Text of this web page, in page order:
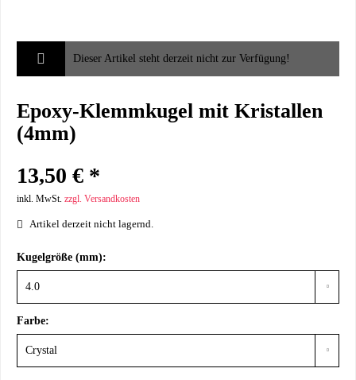
Dieser Artikel steht derzeit nicht zur Verfügung!
Epoxy-Klemmkugel mit Kristallen
(4mm)
13,50 € *
inkl. MwSt. zzgl. Versandkosten
Artikel derzeit nicht lagernd.
Kugelgröße (mm):
Farbe: